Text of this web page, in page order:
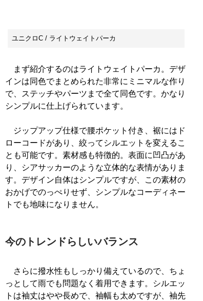
ユニクロC / ライトウェイトパーカ
まず紹介するのはライトウェイトパーカ。デザ
インは同色でまとめられた非常にミニマルな作り
で、ステッチやパーツまで全て同色です。かなり
シンプルに仕上げられています。
ジップアップ仕様で腰ポケット付き、裾にはド
ローコードがあり、絞ってシルエットを変えるこ
とも可能です。素材感も特徴的。表面に凹凸があ
り、シアサッカーのような立体的な表情がありま
す。デザイン自体はシンプルですが、この素材の
おかげでのっぺりせず、シンプルなコーディネー
トでも地味になりません。
今のトレンドらしいバランス
さらに撥水性もしっかり備えているので、ちょ
っとして雨でも問題なく着用できます。シルエッ
トは袖丈はやや長めで、袖幅も太めですが、袖先